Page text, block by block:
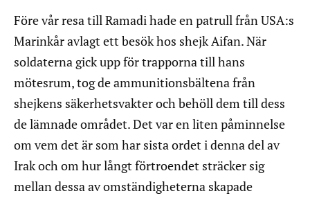
Före vår resa till Ramadi hade en patrull från USA:s
Marinkår avlagt ett besök hos shejk Aifan. När
soldaterna gick upp för trapporna till hans
mötesrum, tog de ammunitionsbältena från
shejkens säkerhetsvakter och behöll dem till dess
de lämnade området. Det var en liten påminnelse
om vem det är som har sista ordet i denna del av
Irak och om hur långt förtroendet sträcker sig
mellan dessa av omständigheterna skapade